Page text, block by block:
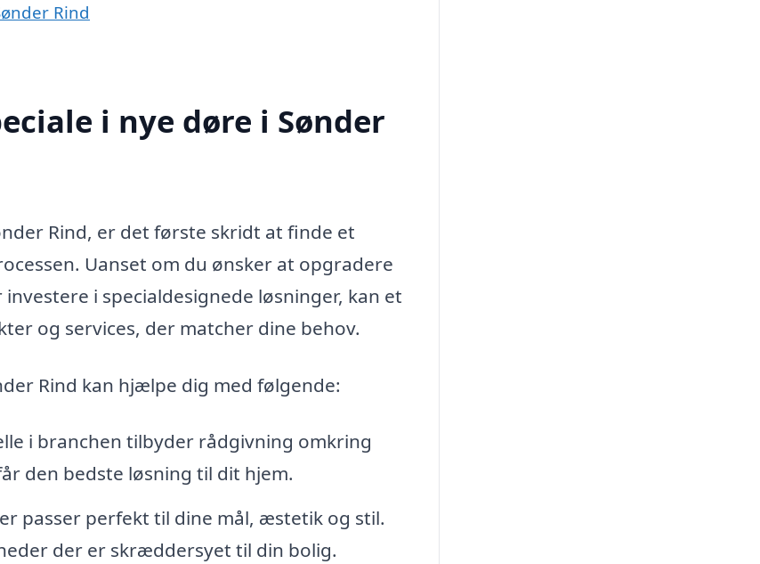
Rind
i nye døre i Sønder
Rind, er det første skridt at finde et
Uanset om du ønsker at opgradere
i specialdesignede løsninger, kan et
og services, der matcher dine behov.
Rind kan hjælpe dig med følgende:
i branchen tilbyder rådgivning omkring
den bedste løsning til dit hjem.
passer perfekt til dine mål, æstetik og stil.
der er skræddersyet til din bolig.